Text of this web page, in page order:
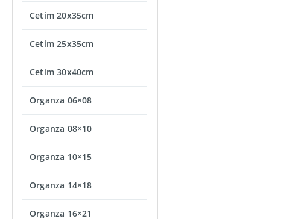
Cetim 20x35cm
Cetim 25x35cm
Cetim 30x40cm
Organza 06×08
Organza 08×10
Organza 10×15
Organza 14×18
Organza 16×21